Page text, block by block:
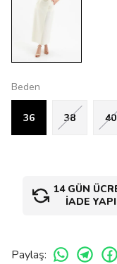
Beden
36 38 40
14 GÜN
İADE
Paylaş: